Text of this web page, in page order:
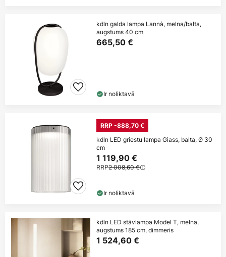
kdln galda lampa Lannà, melna/balta,
augstums 40 cm
665,50 €
Ir noliktavā
RRP -888,70 €
kdln LED griestu lampa Giass, balta, Ø 30
cm
1 119,90 €
RRP2 008,60 €
Ir noliktavā
kdln LED stāvlampa Model T, melna,
augstums 185 cm, dimmeris
1 524,60 €